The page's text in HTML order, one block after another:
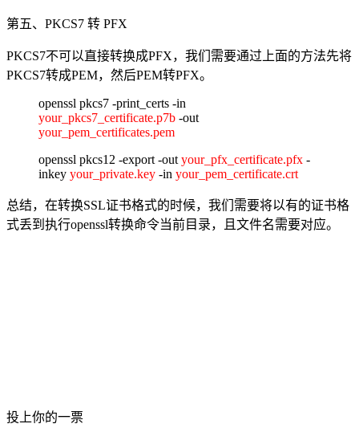
第五、PKCS7 转 PFX
PKCS7不可以直接转换成PFX，我们需要通过上面的方法先将
PKCS7转成PEM，然后PEM转PFX。
openssl pkcs7 -print_certs -in
your_pkcs7_certificate.p7b -out
your_pem_certificates.pem
openssl pkcs12 -export -out your_pfx_certificate.pfx -
inkey your_private.key -in your_pem_certificate.crt
总结，在转换SSL证书格式的时候，我们需要将以有的证书格
式丢到执行openssl转换命令当前目录，且文件名需要对应。
投上你的一票